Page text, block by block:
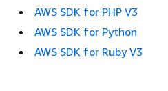
AWS SDK for PHP V3
AWS SDK for Python
AWS SDK for Ruby V3